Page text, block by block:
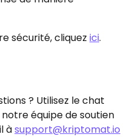
sécurité, cliquez ici.
? Utilisez le chat
équipe de soutien
à support@kriptomat.io